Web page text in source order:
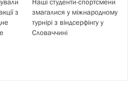
з
Наші студенти-спортсмени
змагалися у міжнародному
турнірі з віндсерфінгу у
Словаччині